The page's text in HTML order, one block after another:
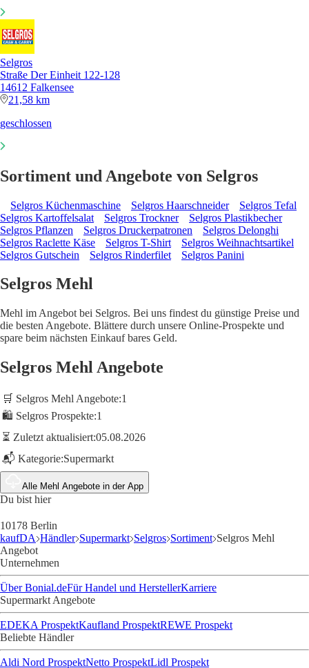
Selgros
Straße Der Einheit 122-128
14612 Falkensee
21,58 km
geschlossen
Sortiment und Angebote von Selgros
Selgros Küchenmaschine Selgros Haarschneider
Selgros Tefal
Selgros Kartoffelsalat
Selgros Trockner
Selgros Plastikbecher
Selgros Pflanzen
Selgros Druckerpatronen
Selgros Delonghi
Selgros Raclette Käse
Selgros T-Shirt
Selgros Weihnachtsartikel
Selgros Gutschein
Selgros Rinderfilet Selgros Panini
Selgros Mehl
Mehl im Angebot bei Selgros. Bei uns findest du günstige Preise und
die besten Angebote. Blättere durch unsere Online-Prospekte und
spare beim nächsten Einkauf bares Geld.
Selgros Mehl Angebote
🛒 Selgros Mehl Angebote:1
🛍️ Selgros Prospekte:1
⏳ Zuletzt aktualisiert:05.08.2026
📬 Kategorie:Supermarkt
Alle Mehl Angebote in der App
Du bist hier
10178 Berlin
kaufDA Händler Supermarkt Selgros Sortiment Selgros Mehl
Angebot
Unternehmen
Über Bonial.deFür Handel und HerstellerKarriere
Supermarkt Angebote
EDEKA ProspektKaufland ProspektREWE Prospekt
Beliebte Händler
Aldi Nord ProspektNetto ProspektLidl Prospekt